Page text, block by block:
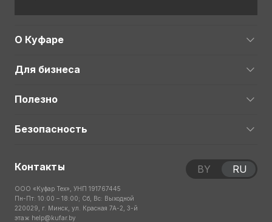
О Куфаре
Для бизнеса
Полезно
Безопасность
Контакты
ООО «Куфар Тех», УНП 191767445
Пн-Пт: 10:00 – 18:00; Сб, Вс: Выходной
220029, г. Минск, ул. Красная 7А-2, 3-й
этаж help@kufar.by
BY RU